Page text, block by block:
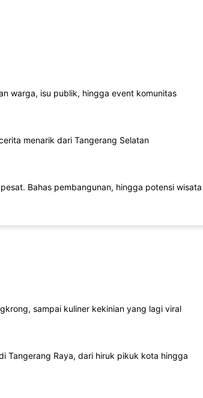
warga, isu publik, hingga event komunitas
menarik dari Tangerang Selatan
Bahas pembangunan, hingga potensi
sampai kuliner kekinian yang lagi viral
Tangerang Raya, dari hiruk pikuk kota hingga